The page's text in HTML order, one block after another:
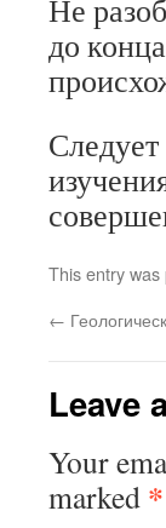
Не
до
This entry was
←
Leave
Your
marked *